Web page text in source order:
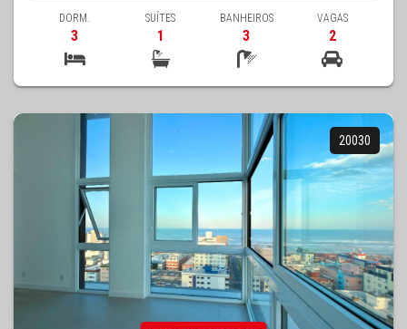
DORM.
3
SUÍTES
1
BANHEIROS
3
VAGAS
2
20030